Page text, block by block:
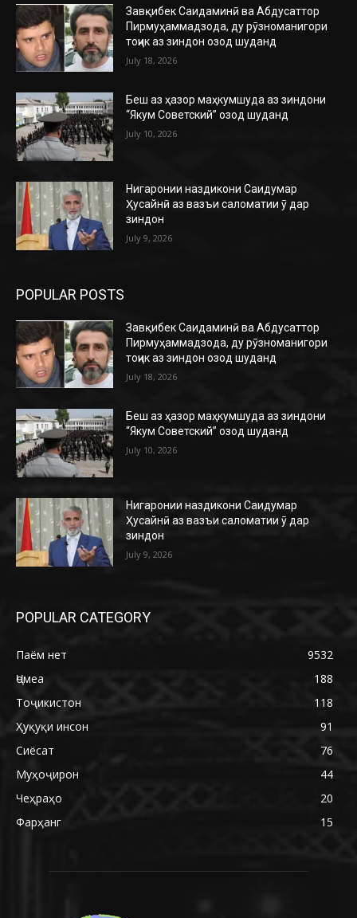
Завқибек Саидаминӣ ва Абдусаттор
Пирмуҳаммадзода, ду рӯзноманигори
тоҷик аз зиндон озод шуданд
July 18, 2026
Беш аз ҳазор маҳкумшуда аз зиндони
“Якум Советский” озод шуданд
July 10, 2026
Нигаронии наздикони Саидумар
Ҳусайнӣ аз вазъи саломатии ӯ дар
зиндон
July 9, 2026
POPULAR POSTS
Завқибек Саидаминӣ ва Абдусаттор
Пирмуҳаммадзода, ду рӯзноманигори
тоҷик аз зиндон озод шуданд
July 18, 2026
Беш аз ҳазор маҳкумшуда аз зиндони
“Якум Советский” озод шуданд
July 10, 2026
Нигаронии наздикони Саидумар
Ҳусайнӣ аз вазъи саломатии ӯ дар
зиндон
July 9, 2026
POPULAR CATEGORY
Паём нет
9532
Ҷомеа
188
Тоҷикистон
118
Ҳуқуқи инсон
91
Сиёсат
76
Муҳоҷирон
44
Чеҳраҳо
20
Фарҳанг
15